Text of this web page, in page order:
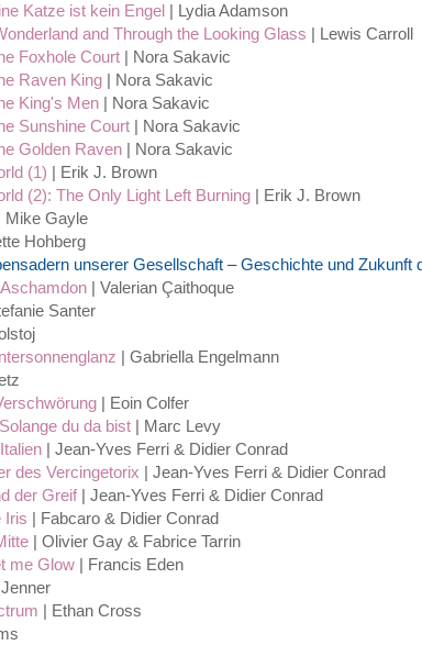
Katze ist kein Engel | Lydia Adamson
and Through the Looking Glass | Lewis Carroll
Foxhole Court | Nora Sakavic
Raven King | Nora Sakavic
King's Men | Nora Sakavic
Sunshine Court | Nora Sakavic
Golden Raven | Nora Sakavic
(1) | Erik J. Brown
(2): The Only Light Left Burning | Erik J. Brown
Mike Gayle
Hohberg
unserer Gesellschaft – Geschichte und Zukunft
| Valerian Çaithoque
Santer
| Gabriella Engelmann
| Eoin Colfer
du da bist | Marc Levy
| Jean-Yves Ferri & Didier Conrad
des Vercingetorix | Jean-Yves Ferri & Didier Conrad
der Greif | Jean-Yves Ferri & Didier Conrad
Iris | Fabcaro & Didier Conrad
| Olivier Gay & Fabrice Tarrin
me Glow | Francis Eden
| Ethan Cross